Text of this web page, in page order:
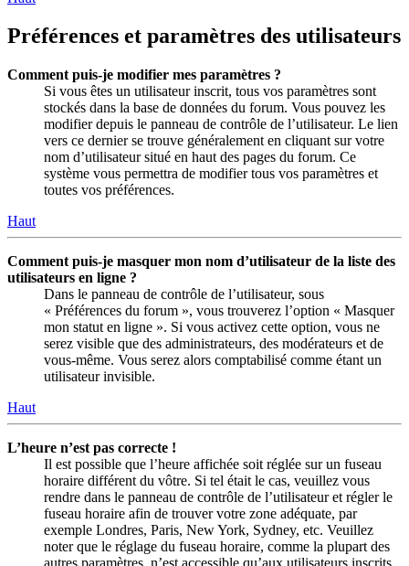
Préférences et paramètres des utilisateurs
Comment puis-je modifier mes paramètres ?
Si vous êtes un utilisateur inscrit, tous vos paramètres sont
stockés dans la base de données du forum. Vous pouvez les
modifier depuis le panneau de contrôle de l’utilisateur. Le lien
vers ce dernier se trouve généralement en cliquant sur votre
nom d’utilisateur situé en haut des pages du forum. Ce
système vous permettra de modifier tous vos paramètres et
toutes vos préférences.
Haut
Comment puis-je masquer mon nom d’utilisateur de la liste des
utilisateurs en ligne ?
Dans le panneau de contrôle de l’utilisateur, sous
« Préférences du forum », vous trouverez l’option « Masquer
mon statut en ligne ». Si vous activez cette option, vous ne
serez visible que des administrateurs, des modérateurs et de
vous-même. Vous serez alors comptabilisé comme étant un
utilisateur invisible.
Haut
L’heure n’est pas correcte !
Il est possible que l’heure affichée soit réglée sur un fuseau
horaire différent du vôtre. Si tel était le cas, veuillez vous
rendre dans le panneau de contrôle de l’utilisateur et régler le
fuseau horaire afin de trouver votre zone adéquate, par
exemple Londres, Paris, New York, Sydney, etc. Veuillez
noter que le réglage du fuseau horaire, comme la plupart des